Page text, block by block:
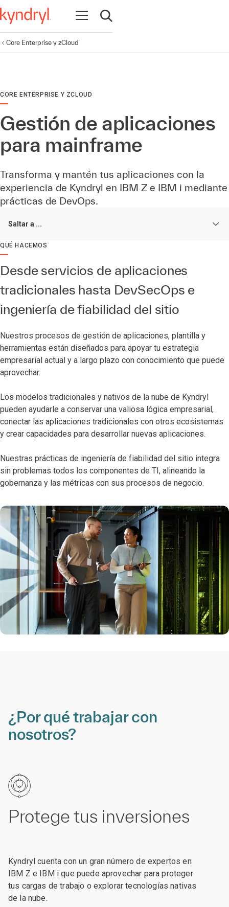
Abrir navegación
Abrir búsqueda
Core Enterprise y zCloud
CORE ENTERPRISE Y ZCLOUD
Gestión de aplicaciones
para mainframe
Transforma y mantén tus aplicaciones con la
experiencia de Kyndryl en IBM Z e IBM i mediante
prácticas de DevOps.
Saltar a ...
QUÉ HACEMOS
Desde servicios de aplicaciones
tradicionales hasta DevSecOps e
ingeniería de fiabilidad del sitio
Nuestros procesos de gestión de aplicaciones, plantilla y
herramientas están diseñados para apoyar tu estrategia
empresarial actual y a largo plazo con conocimiento que puede
aprovechar.
Los modelos tradicionales y nativos de la nube de Kyndryl
pueden ayudarle a conservar una valiosa lógica empresarial,
conectar las aplicaciones tradicionales con otros ecosistemas
y crear capacidades para desarrollar nuevas aplicaciones.
Nuestras prácticas de ingeniería de fiabilidad del sitio integra
sin problemas todos los componentes de TI, alineando la
gobernanza y las métricas con sus procesos de negocio.
¿Por qué trabajar con
nosotros?
Protege tus inversiones
Kyndryl cuenta con un gran número de expertos en
IBM Z e IBM i que puede aprovechar para proteger
tus cargas de trabajo o explorar tecnologías nativas
de la nube.